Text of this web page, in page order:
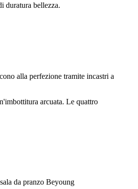
duratura bellezza.
alla perfezione tramite incastri a
arcuata. Le quattro
da pranzo Beyoung